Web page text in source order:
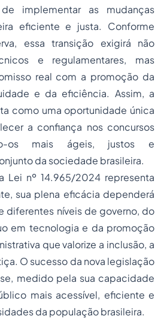
implementar as mudanças
eficiente e justa. Conforme
essa transição exigirá não
e regulamentares, mas
real com a promoção da
e da eficiência. Assim, a
como uma oportunidade única
a confiança nos concursos
os mais ágeis, justos e
da sociedade brasileira.
Lei nº 14.965/2024 representa
sua plena eficácia dependerá
diferentes níveis de governo, do
em tecnologia e da promoção
que valorize a inclusão, a
O sucesso da nova legislação
medido pela sua capacidade
mais acessível, eficiente e
da população brasileira.